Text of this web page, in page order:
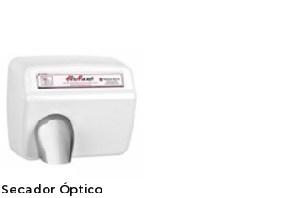
Secador Óptico